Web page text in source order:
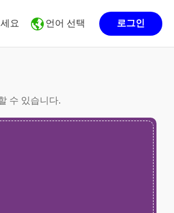
요 언어 선택 로그인
수 있습니다.